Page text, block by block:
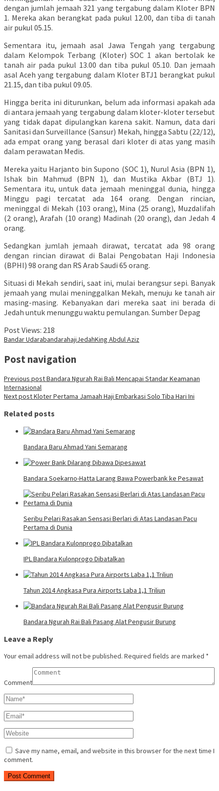
dengan jumlah jemaah 321 yang tergabung dalam Kloter BPN
1. Mereka akan berangkat pada pukul 12.00, dan tiba di tanah
air pukul 05.15.
Sementara itu, jemaah asal Jawa Tengah yang tergabung
dalam Kelompok Terbang (Kloter) SOC 1 akan bertolak ke
tanah air pada pukul 13.00 dan tiba pukul 05.10. Dan jemaah
asal Aceh yang tergabung dalam Kloter BTJ1 berangkat pukul
21.15, dan tiba pukul 09.05.
Hingga berita ini diturunkan, belum ada informasi apakah ada
di antara jemaah yang tergabung dalam kloter-kloter tersebut
yang tidak dapat dipulangkan karena sakit. Namun, data dari
Sanitasi dan Surveillance (Sansur) Mekah, hingga Sabtu (22/12),
ada empat orang yang berasal dari kloter di atas yang masih
dalam perawatan Medis.
Mereka yaitu Harjanto bin Supono (SOC 1), Nurul Asia (BPN 1),
Ishak bin Mahmud (BPN 1), dan Mustika Akbar (BTJ 1).
Sementara itu, untuk data jemaah meninggal dunia, hingga
Minggu pagi tercatat ada 164 orang. Dengan rincian,
meninggal di Mekah (103 orang), Mina (25 orang), Muzdalifah
(2 orang), Arafah (10 orang) Madinah (20 orang), dan Jedah 4
orang.
Sedangkan jumlah jemaah dirawat, tercatat ada 98 orang
dengan rincian dirawat di Balai Pengobatan Haji Indonesia
(BPHI) 98 orang dan RS Arab Saudi 65 orang.
Situasi di Mekah sendiri, saat ini, mulai berangsur sepi. Banyak
jemaah yang mulai meninggalkan Mekah, menuju ke tanah air
masing-masing. Kebanyakan dari mereka saat ini berada di
Jedah untuk menunggu waktu pemulangan. Sumber Depag
Post Views: 218
Bandar UdarabandarahajiJedahKing Abdul Aziz
Post navigation
Previous postBandara Ngurah Rai Bali Mencapai Standar Keamanan
Internasional
Next postKloter Pertama Jamaah Haji Embarkasi Solo Tiba Hari Ini
Related posts
Bandara Baru Ahmad Yani Semarang
Bandara Soekarno-Hatta Larang Bawa Powerbank ke Pesawat
Seribu Pelari Rasakan Sensasi Berlari di Atas Landasan Pacu
Pertama di Dunia
IPL Bandara Kulonprogo Dibatalkan
Tahun 2014 Angkasa Pura Airports Laba 1,1 Triliun
Bandara Ngurah Rai Bali Pasang Alat Pengusir Burung
Leave a Reply
Your email address will not be published. Required fields are marked *
Comment
Save my name, email, and website in this browser for the next time I
comment.